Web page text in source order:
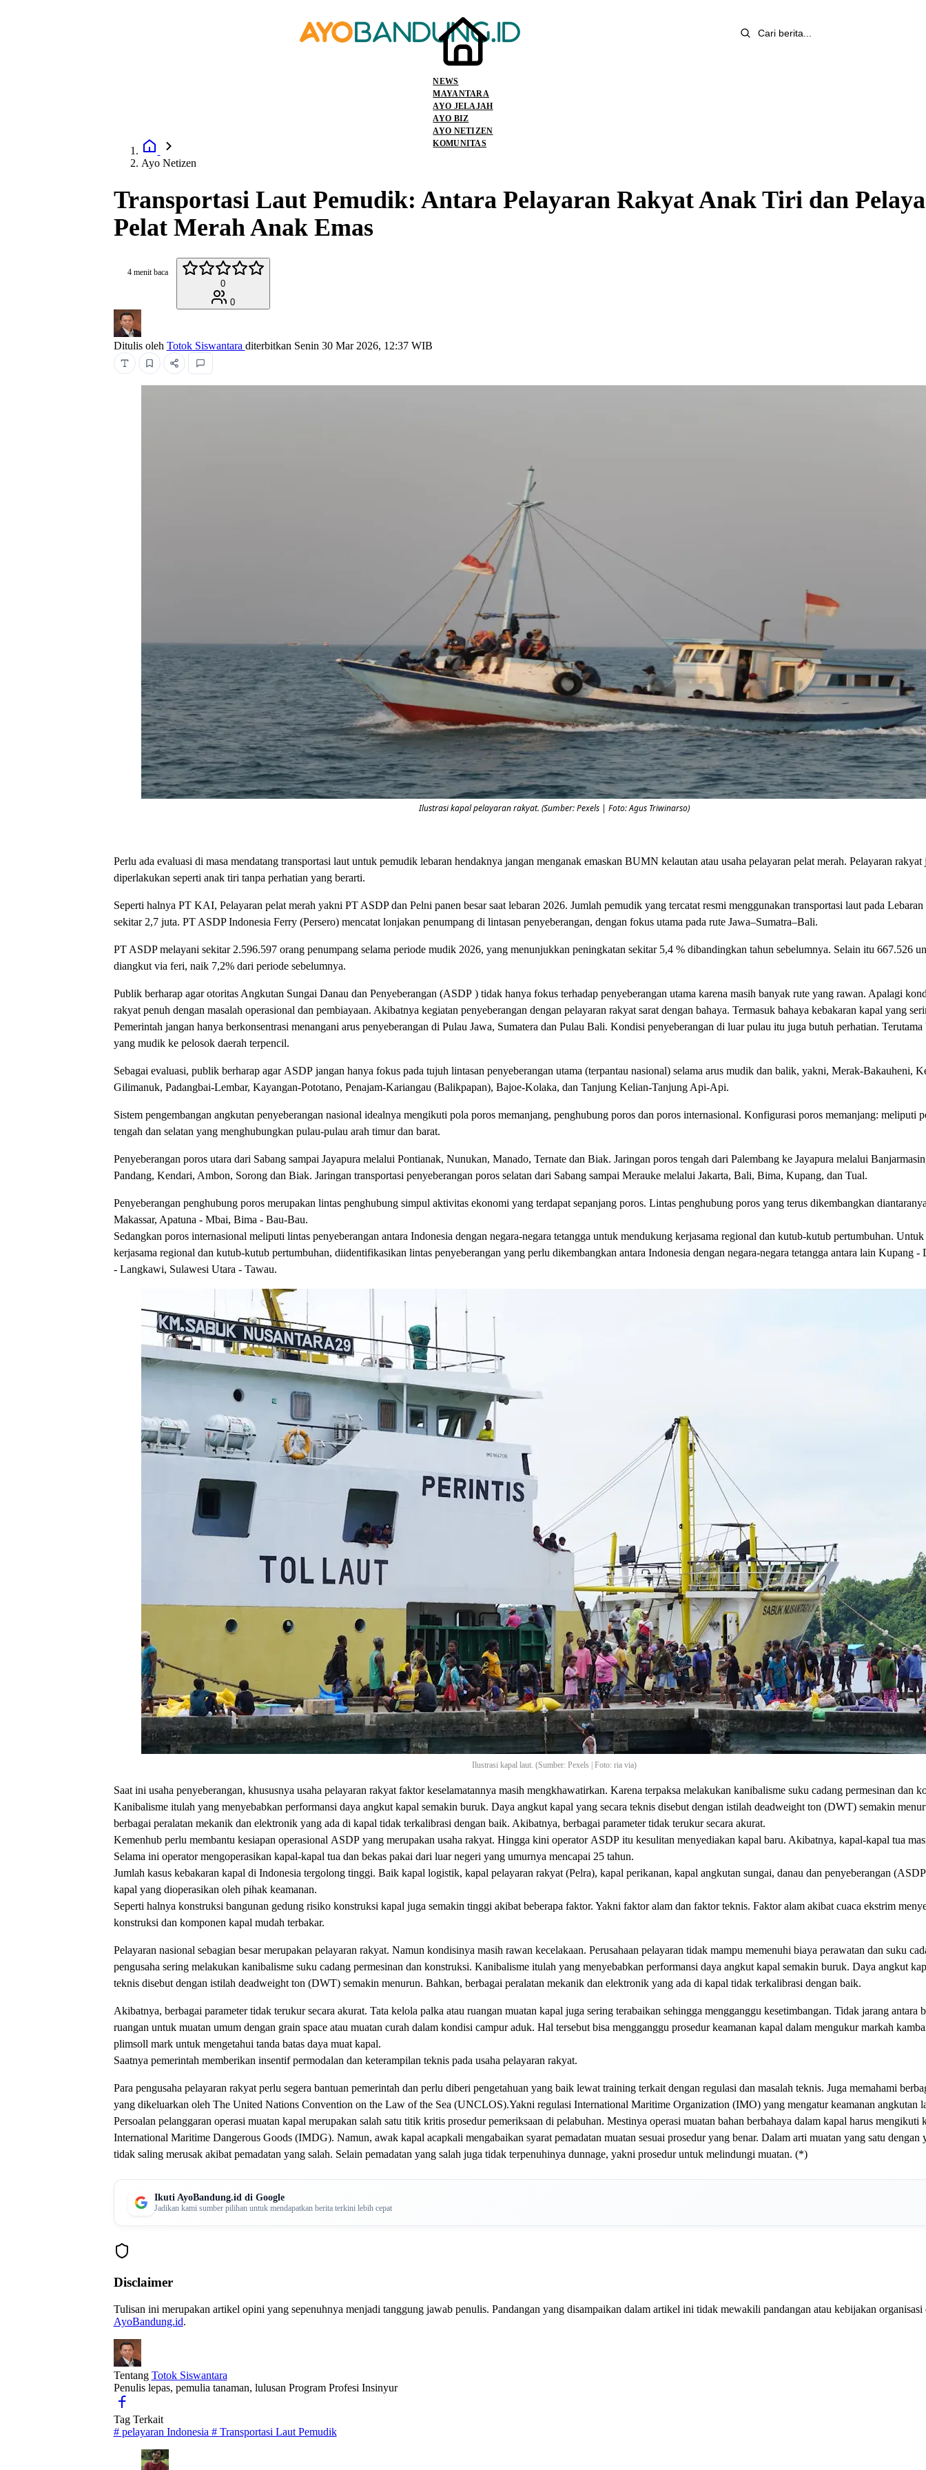
NEWS
MAYANTARA
AYO JELAJAH
AYO BIZ
AYO NETIZEN
KOMUNITAS
Ayo Netizen
Transportasi Laut Pemudik: Antara Pelayaran Rakyat Anak Tiri dan
Pelat Merah Anak Emas
4 menit baca
0
0
Ditulis oleh Totok Siswantara diterbitkan Senin 30 Mar 2026, 12:37 WIB
Ilustrasi kapal pelayaran rakyat. (Sumber: Pexels | Foto: Agus Triwinarso)
Perlu ada evaluasi di masa mendatang transportasi laut untuk pemudik lebaran hendaknya jangan menganak emaskan BUMN kelautan atau usaha pelayaran pelat merah. Pelayaran rakyat
diperlakukan seperti anak tiri tanpa perhatian yang berarti.
Seperti halnya PT KAI, Pelayaran pelat merah yakni PT ASDP dan Pelni panen besar saat lebaran 2026. Jumlah pemudik yang tercatat resmi menggunakan transportasi laut pada
sekitar 2,7 juta. PT ASDP Indonesia Ferry (Persero) mencatat lonjakan penumpang di lintasan penyeberangan, dengan fokus utama pada rute Jawa–Sumatra–Bali.
PT ASDP melayani sekitar 2.596.597 orang penumpang selama periode mudik 2026, yang menunjukkan peningkatan sekitar 5,4 % dibandingkan tahun sebelumnya. Selain itu 667.526
diangkut via feri, naik 7,2% dari periode sebelumnya.
Publik berharap agar otoritas Angkutan Sungai Danau dan Penyeberangan (ASDP ) tidak hanya fokus terhadap penyeberangan utama karena masih banyak rute yang rawan. Apalagi
rakyat penuh dengan masalah operasional dan pembiayaan. Akibatnya kegiatan penyeberangan dengan pelayaran rakyat sarat dengan bahaya. Termasuk bahaya kebakaran kapal yang
Pemerintah jangan hanya berkonsentrasi menangani arus penyeberangan di Pulau Jawa, Sumatera dan Pulau Bali. Kondisi penyeberangan di luar pulau itu juga butuh perhatian. Terutama
yang mudik ke pelosok daerah terpencil.
Sebagai evaluasi, publik berharap agar ASDP jangan hanya fokus pada tujuh lintasan penyeberangan utama (terpantau nasional) selama arus mudik dan balik, yakni, Merak-Bakauheni,
Gilimanuk, Padangbai-Lembar, Kayangan-Pototano, Penajam-Kariangau (Balikpapan), Bajoe-Kolaka, dan Tanjung Kelian-Tanjung Api-Api.
Sistem pengembangan angkutan penyeberangan nasional idealnya mengikuti pola poros memanjang, penghubung poros dan poros internasional. Konfigurasi poros memanjang: meliputi
tengah dan selatan yang menghubungkan pulau-pulau arah timur dan barat.
Penyeberangan poros utara dari Sabang sampai Jayapura melalui Pontianak, Nunukan, Manado, Ternate dan Biak. Jaringan poros tengah dari Palembang ke Jayapura melalui
Pandang, Kendari, Ambon, Sorong dan Biak. Jaringan transportasi penyeberangan poros selatan dari Sabang sampai Merauke melalui Jakarta, Bali, Bima, Kupang, dan Tual.
Penyeberangan penghubung poros merupakan lintas penghubung simpul aktivitas ekonomi yang terdapat sepanjang poros. Lintas penghubung poros yang terus dikembangkan
Makassar, Apatuna - Mbai, Bima - Bau-Bau.
Sedangkan poros internasional meliputi lintas penyeberangan antara Indonesia dengan negara-negara tetangga untuk mendukung kerjasama regional dan kutub-kutub pertumbuhan.
kerjasama regional dan kutub-kutub pertumbuhan, diidentifikasikan lintas penyeberangan yang perlu dikembangkan antara Indonesia dengan negara-negara tetangga antara lain Kupang
- Langkawi, Sulawesi Utara - Tawau.
Ilustrasi kapal laut. (Sumber: Pexels | Foto: ria via)
Saat ini usaha penyeberangan, khususnya usaha pelayaran rakyat faktor keselamatannya masih mengkhawatirkan. Karena terpaksa melakukan kanibalisme suku cadang permesinan dan
Kanibalisme itulah yang menyebabkan performansi daya angkut kapal semakin buruk. Daya angkut kapal yang secara teknis disebut dengan istilah deadweight ton (DWT) semakin
berbagai peralatan mekanik dan elektronik yang ada di kapal tidak terkalibrasi dengan baik. Akibatnya, berbagai parameter tidak terukur secara akurat.
Kemenhub perlu membantu kesiapan operasional ASDP yang merupakan usaha rakyat. Hingga kini operator ASDP itu kesulitan menyediakan kapal baru. Akibatnya, kapal-kapal tua
Selama ini operator mengoperasikan kapal-kapal tua dan bekas pakai dari luar negeri yang umurnya mencapai 25 tahun.
Jumlah kasus kebakaran kapal di Indonesia tergolong tinggi. Baik kapal logistik, kapal pelayaran rakyat (Pelra), kapal perikanan, kapal angkutan sungai, danau dan penyeberangan
kapal yang dioperasikan oleh pihak keamanan.
Seperti halnya konstruksi bangunan gedung risiko konstruksi kapal juga semakin tinggi akibat beberapa faktor. Yakni faktor alam dan faktor teknis. Faktor alam akibat cuaca ekstrim
konstruksi dan komponen kapal mudah terbakar.
Pelayaran nasional sebagian besar merupakan pelayaran rakyat. Namun kondisinya masih rawan kecelakaan. Perusahaan pelayaran tidak mampu memenuhi biaya perawatan dan suku
pengusaha sering melakukan kanibalisme suku cadang permesinan dan konstruksi. Kanibalisme itulah yang menyebabkan performansi daya angkut kapal semakin buruk. Daya angkut
teknis disebut dengan istilah deadweight ton (DWT) semakin menurun. Bahkan, berbagai peralatan mekanik dan elektronik yang ada di kapal tidak terkalibrasi dengan baik.
Akibatnya, berbagai parameter tidak terukur secara akurat. Tata kelola palka atau ruangan muatan kapal juga sering terabaikan sehingga mengganggu kesetimbangan. Tidak jarang antara
ruangan untuk muatan umum dengan grain space atau muatan curah dalam kondisi campur aduk. Hal tersebut bisa mengganggu prosedur keamanan kapal dalam mengukur markah
plimsoll mark untuk mengetahui tanda batas daya muat kapal.
Saatnya pemerintah memberikan insentif permodalan dan keterampilan teknis pada usaha pelayaran rakyat.
Para pengusaha pelayaran rakyat perlu segera bantuan pemerintah dan perlu diberi pengetahuan yang baik lewat training terkait dengan regulasi dan masalah teknis. Juga memahami
yang dikeluarkan oleh The United Nations Convention on the Law of the Sea (UNCLOS).Yakni regulasi International Maritime Organization (IMO) yang mengatur keamanan angkutan
Persoalan pelanggaran operasi muatan kapal merupakan salah satu titik kritis prosedur pemeriksaan di pelabuhan. Mestinya operasi muatan bahan berbahaya dalam kapal harus mengikuti
International Maritime Dangerous Goods (IMDG). Namun, awak kapal acapkali mengabaikan syarat pemadatan muatan sesuai prosedur yang benar. Dalam arti muatan yang satu dengan
tidak saling merusak akibat pemadatan yang salah. Selain pemadatan yang salah juga tidak terpenuhinya dunnage, yakni prosedur untuk melindungi muatan. (*)
Ikuti AyoBandung.id di Google
Jadikan kami sumber pilihan untuk mendapatkan berita terkini lebih cepat
Disclaimer
Tulisan ini merupakan artikel opini yang sepenuhnya menjadi tanggung jawab penulis. Pandangan yang disampaikan dalam artikel ini tidak mewakili pandangan atau kebijakan organisasi
AyoBandung.id.
Tentang Totok Siswantara
Penulis lepas, pemulia tanaman, lulusan Program Profesi Insinyur
Tag Terkait
# pelayaran Indonesia # Transportasi Laut Pemudik